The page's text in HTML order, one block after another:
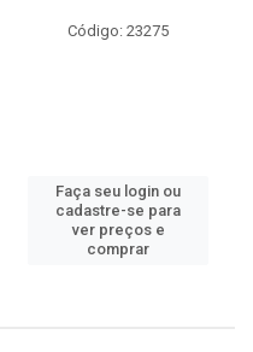
Código: 23275
Faça seu login ou
cadastre-se para
ver preços e
comprar